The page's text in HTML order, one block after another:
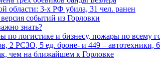
области: 3-х РФ убила, 31 чел. ранен
событий из Горловки
знать?
по логистике и бизнесу, пожары по всему
2 РСЗО, 5 ед. броне- и 449 – автотехники,
чем на ближайшем к Горловке